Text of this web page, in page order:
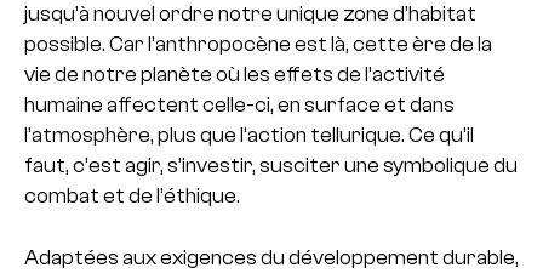
jusqu’à nouvel ordre notre unique zone d’habitat
possible. Car l’anthropocène est là, cette ère de la
vie de notre planète où les effets de l’activité
humaine affectent celle-ci, en surface et dans
l’atmosphère, plus que l’action tellurique. Ce qu’il
faut, c’est agir, s’investir, susciter une symbolique du
combat et de l’éthique.
Adaptées aux exigences du développement durable,